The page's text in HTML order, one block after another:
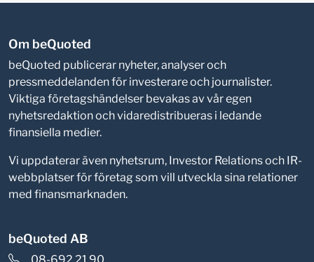
Om beQuoted
beQuoted publicerar nyheter, analyser och
pressmeddelanden för investerare och journalister.
Viktiga företagshändelser bevakas av vår egen
nyhetsredaktion och vidaredistribueras i ledande
finansiella medier.
Vi uppdaterar även nyhetsrum, Investor Relations och IR-
webbplatser för företag som vill utveckla sina relationer
med finansmarknaden.
beQuoted AB